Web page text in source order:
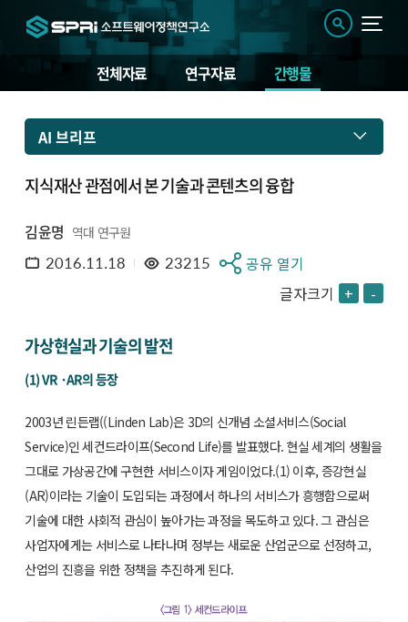
전체자료 연구자료 간행물
AI 브리프
지식재산 관점에서 본 기술과 콘텐츠의 융합
김윤명 역대 연구원
2016.11.18 23215
공유 열기
글자크기 + -
가상현실과 기술의 발전
(1) VR ·AR의 등장
2003년 린든랩((Linden Lab)은 3D의 신개념 소셜서비스(Social
Service)인 세컨드라이프(Second Life)를 발표했다. 현실 세계의 생활을
그대로 가상공간에 구현한 서비스이자 게임이었다.(1) 이후, 증강현실
(AR)이라는 기술이 도입되는 과정에서 하나의 서비스가 흥행함으로써
기술에 대한 사회적 관심이 높아가는 과정을 목도하고 있다. 그 관심은
사업자에게는 서비스로 나타나며 정부는 새로운 산업군으로 선정하고,
산업의 진흥을 위한 정책을 추진하게 된다.